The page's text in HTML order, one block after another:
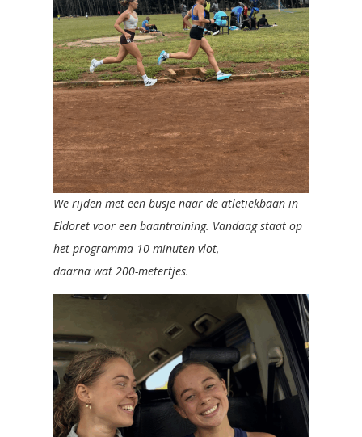
We rijden met een busje naar de atletiekbaan in
Eldoret voor een baantraining. Vandaag staat op
het programma 10 minuten vlot,
daarna wat 200-metertjes.